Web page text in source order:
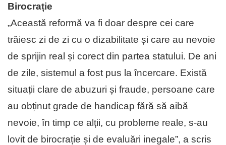
Birocrație
„Această reformă va fi doar despre cei care
trăiesc zi de zi cu o dizabilitate și care au nevoie
de sprijin real și co­rect din partea statului. De ani
de zile, sistemul a fost pus la încercare. Există
situații clare de abuzuri și fraude, persoane care
au obținut grade de handicap fără să aibă
nevoie, în timp ce alții, cu probleme reale, s-au
lo­vit de birocrație și de evaluări inegale”, a scris